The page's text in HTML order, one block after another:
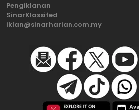
Pengiklanan
SinarKlassifed
iklan@sinarharian.com.my